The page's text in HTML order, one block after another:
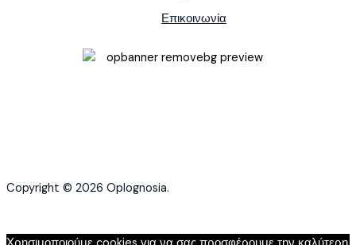
Επικοινωνία
Copyright © 2026 Oplognosia.